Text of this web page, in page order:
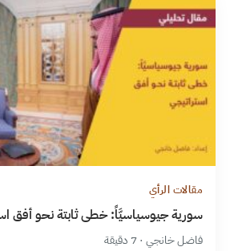
مقالات الرأي
سورية جيوسياسيَّاً: خطى ثابتة نحو أفق
فاضل خانجي · 7 دقيقة